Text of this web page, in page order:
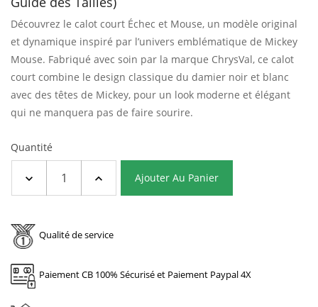
Découvrez le calot court Échec et Mouse, un modèle original
et dynamique inspiré par l’univers emblématique de Mickey
Mouse. Fabriqué avec soin par la marque ChrysVal, ce calot
court combine le design classique du damier noir et blanc
avec des têtes de Mickey, pour un look moderne et élégant
qui ne manquera pas de faire sourire.
Quantité
Ajouter Au Panier
Qualité de service
Paiement CB 100% Sécurisé et Paiement Paypal 4X